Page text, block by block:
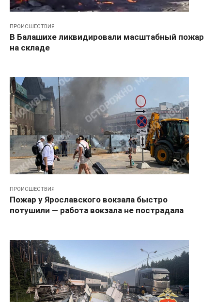
ПРОИСШЕСТВИЯ
В Балашихе ликвидировали масштабный пожар
на складе
ПРОИСШЕСТВИЯ
Пожар у Ярославского вокзала быстро
потушили — работа вокзала не пострадала